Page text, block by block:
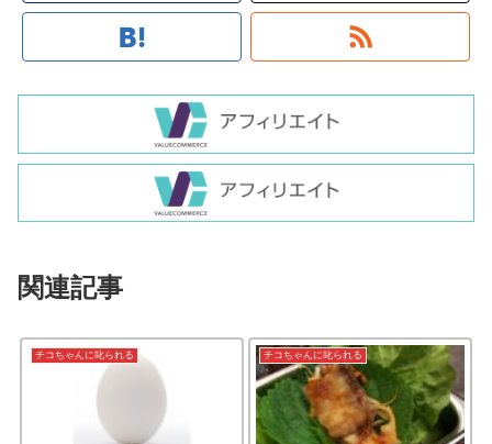
関連記事
チコちゃんに叱られる チコちゃんに叱られる